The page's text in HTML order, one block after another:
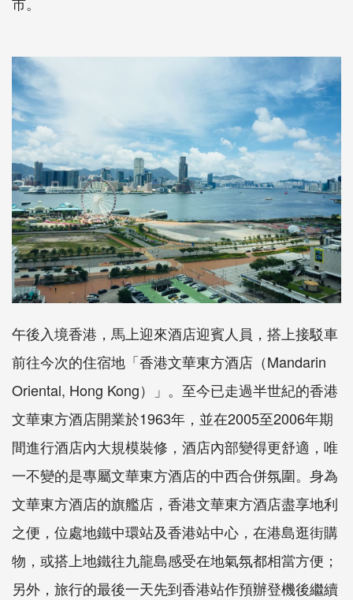
午後入境香港，馬上迎來酒店迎賓人員，搭上接駁車
前往今次的住宿地「香港文華東方酒店（Mandarin
Oriental, Hong Kong）」。至今已走過半世紀的香港
文華東方酒店開業於1963年，並在2005至2006年期
間進行酒店內大規模裝修，酒店內部變得更舒適，唯
一不變的是專屬文華東方酒店的中西合併氛圍。身為
文華東方酒店的旗艦店，香港文華東方酒店盡享地利
之便，位處地鐵中環站及香港站中心，在港島逛街購
物，或搭上地鐵往九龍島感受在地氣氛都相當方便；
另外，旅行的最後一天先到香港站作預辦登機後繼續